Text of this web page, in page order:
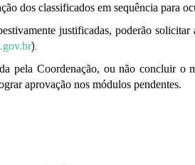
dos classificados em sequência para
justificadas, poderão
).
pela Coordenação, ou não concluir
aprovação nos módulos pendentes.